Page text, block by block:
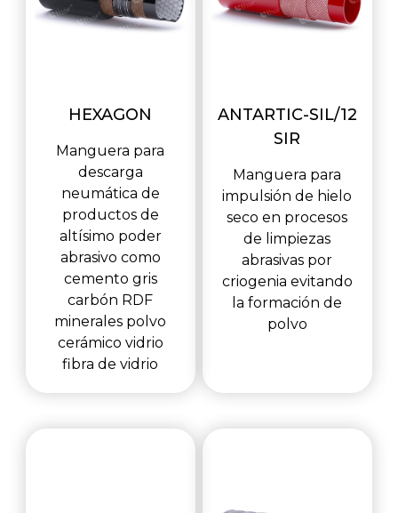
HEXAGON
Manguera para
descarga
neumática de
productos de
altísimo poder
abrasivo como
cemento gris
carbón RDF
minerales polvo
cerámico vidrio
fibra de vidrio
ANTARTIC-SIL/12
SIR
Manguera para
impulsión de hielo
seco en procesos
de limpiezas
abrasivas por
criogenia evitando
la formación de
polvo